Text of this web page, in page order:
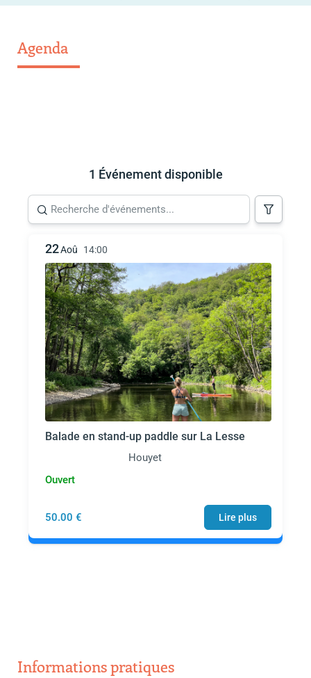
Agenda
1 Événement disponible
22Aoû 14:00
Balade en stand-up paddle sur La Lesse
Houyet
Ouvert
50.00 € Lire plus
Informations pratiques